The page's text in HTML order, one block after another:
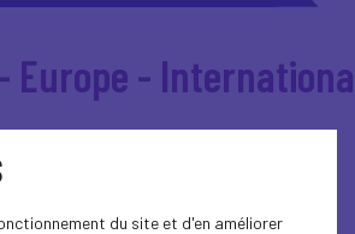
Europe -
Commissions
du site et d'en améliorer